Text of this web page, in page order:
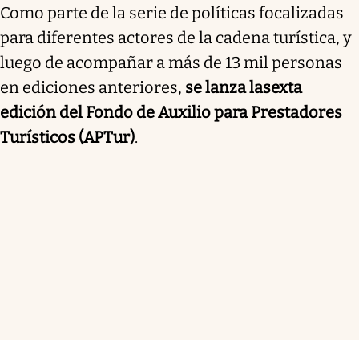
Como parte de la serie de políticas focalizadas
para diferentes actores de la cadena turística, y
luego de acompañar a más de 13 mil personas
en ediciones anteriores, se lanzalasexta
edición del Fondo de Auxilio para Prestadores
Turísticos (APTur).